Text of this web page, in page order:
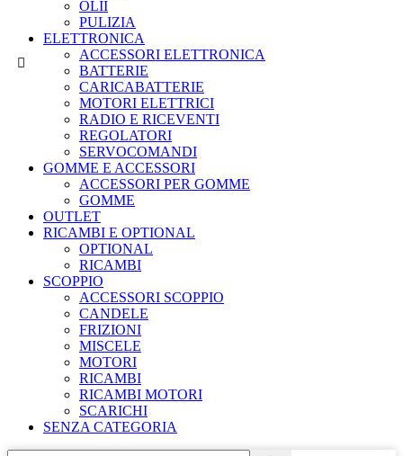
OLII
PULIZIA
ELETTRONICA
ACCESSORI ELETTRONICA
BATTERIE
CARICABATTERIE
MOTORI ELETTRICI
RADIO E RICEVENTI
REGOLATORI
SERVOCOMANDI
GOMME E ACCESSORI
ACCESSORI PER GOMME
GOMME
OUTLET
RICAMBI E OPTIONAL
OPTIONAL
RICAMBI
SCOPPIO
ACCESSORI SCOPPIO
CANDELE
FRIZIONI
MISCELE
MOTORI
RICAMBI
RICAMBI MOTORI
SCARICHI
SENZA CATEGORIA